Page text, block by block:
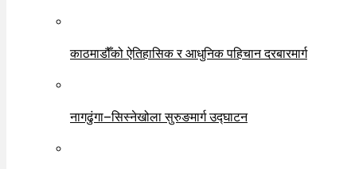
काठमाडौँको ऐतिहासिक र आधुनिक पहिचान दरबारमार्ग
नागढुंगा–सिस्नेखोला सुरुङमार्ग उद्घाटन